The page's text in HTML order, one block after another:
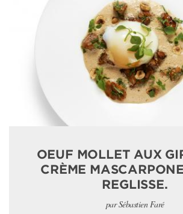
OEUF MOLLET AUX
CRÈME
REGLISSE.
par Sébastien Faré